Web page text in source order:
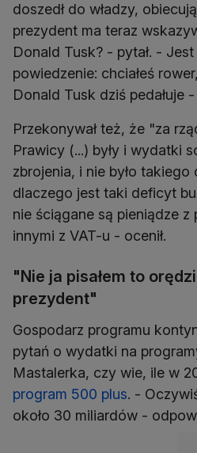
doszedł do władzy,
prezydent ma teraz
Donald Tusk? - pytał. -
powiedzenie: chciałeś
Donald Tusk dziś pedałuje -
Przekonywał też, że "za
Prawicy (...) były i wydatki
zbrojenia, i nie było
dlaczego jest taki deficyt
nie ściągane są pieniądze
innymi z VAT-u - ocenił.
"Nie ja pisałem to
prezydent"
Gospodarz programu
pytań o wydatki na
Mastalerka, czy wie, ile w
program 500 plus. -
około 30 miliardów -